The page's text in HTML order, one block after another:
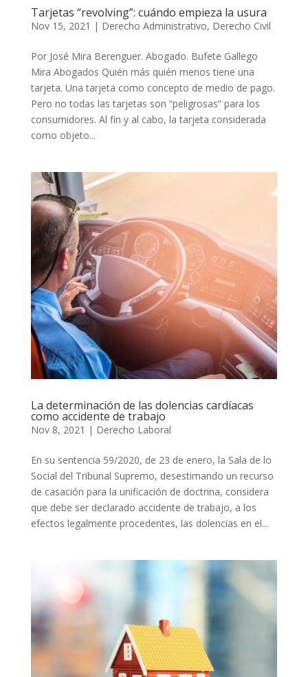
Tarjetas “revolving”: cuándo empieza la usura
Nov 15, 2021 | Derecho Administrativo, Derecho Civil
Por José Mira Berenguer. Abogado. Bufete Gallego
Mira Abogados Quién más quién menos tiene una
tarjeta. Una tarjeta como concepto de medio de pago.
Pero no todas las tarjetas son “peligrosas” para los
consumidores. Al fin y al cabo, la tarjeta considerada
como objeto...
La determinación de las dolencias cardíacas
como accidente de trabajo
Nov 8, 2021 | Derecho Laboral
En su sentencia 59/2020, de 23 de enero, la Sala de lo
Social del Tribunal Supremo, desestimando un recurso
de casación para la unificación de doctrina, considera
que debe ser declarado accidente de trabajo, a los
efectos legalmente procedentes, las dolencias en el...